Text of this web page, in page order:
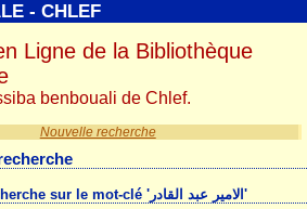
Nouvelle recherche
10 résultat(s) recherche sur le mot-clé 'الامير عبد القادر'
- CHLEF
Ligne de la Bibliothèque
benbouali de Chlef.